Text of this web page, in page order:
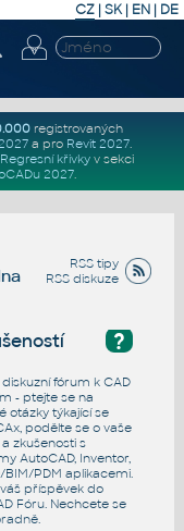
CZ | SK| EN | DE
registrovaných
a pro Revit 2027.
Regresní křivkyv sekci
2027.
RSS tipy
RSS diskuze
?
diskuzní fórum k CAD
- ptejte se na
otázky týkající se
podělte se o vaše
zkušenosti s
AutoCAD, Inventor,
BIM/PDM aplikacemi.
příspěvek do
Fóru. Nechcete se
.